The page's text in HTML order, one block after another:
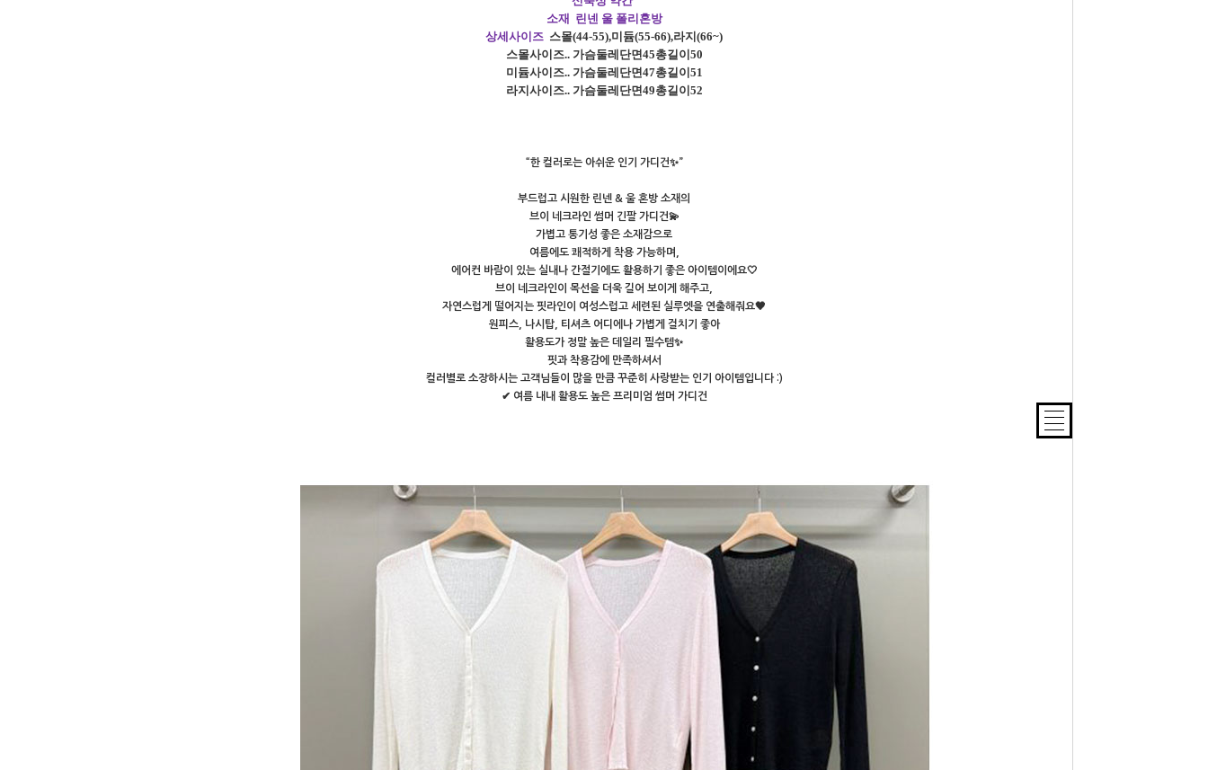
소재 린넨 울 폴리혼방
상세사이즈 스몰(44-55),미듐(55-66),라지 (66~)
스몰사이즈.. 가슴둘레단면45총길이50
미듐사이즈.. 가슴둘레단면47총길이51
라지사이즈.. 가슴둘레단면49총길이52
“한 컬러로는 아쉬운 인기 가디건✨”
부드럽고 시원한 린넨 & 울 혼방 소재의
브이 네크라인 썸머 긴팔 가디건💫
가볍고 통기성 좋은 소재감으로
여름에도 쾌적하게 착용 가능하며,
에어컨 바람이 있는 실내나 간절기에도 활용하기 좋은 아이템이에요🤍
브이 네크라인이 목선을 더욱 길어 보이게 해주고,
자연스럽게 떨어지는 핏라인이 여성스럽고 세련된 실루엣을 연출해줘요🖤
원피스, 나시탑, 티셔츠 어디에나 가볍게 걸치기 좋아
활용도가 정말 높은 데일리 필수템✨
핏과 착용감에 만족하셔서
컬러별로 소장하시는 고객님들이 많을 만큼 꾸준히 사랑받는 인기 아이템입니다 :)
✔ 여름 내내 활용도 높은 프리미엄 썸머 가디건